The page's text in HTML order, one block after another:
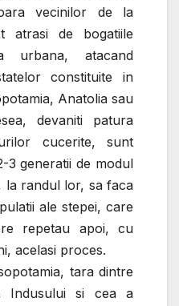
vecinilor de la
atrasi de bogatiile
urbana, atacand
constituite in
Anatolia sau
devaniti patura
cucerite, sunt
3 generatii de modul
la randul lor, sa faca
ale stepei, care
repetau apoi, cu
acelasi proces.
tara dintre
Indusului si cea a